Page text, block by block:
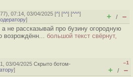
77), 07:14, 03/04/2025 [^] [^^] [^^^]
] + / –
не рассказывай про бузину огородную
возрождённ... большой текст свёрнут,
03/04/2025Скрыто ботом-
]
–1
+ / –